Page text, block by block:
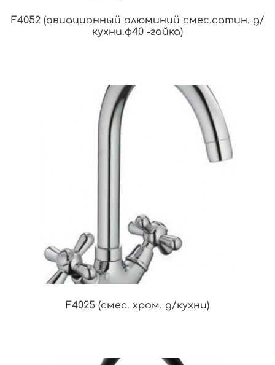
F4052 (авиационный алюминий смес.сатин. д/
кухни.ф40 -гайка)
F4025 (смес. хром. д/кухни)